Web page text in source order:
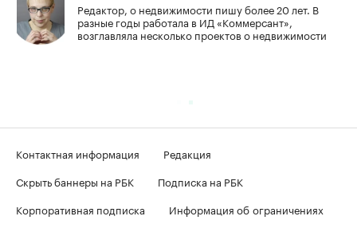
Редактор, о недвижимости пишу более 20 лет. В
разные годы работала в ИД «Коммерсант»,
возглавляла несколько проектов о недвижимости
Контактная информация
Редакция
Скрыть баннеры на РБК
Подписка на РБК
Корпоративная подписка
Информация об ограничениях